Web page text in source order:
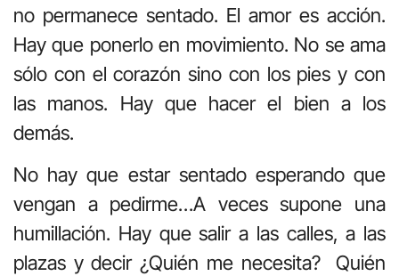
no permanece sentado. El amor es acción.
Hay que ponerlo en movimiento. No se ama
sólo con el corazón sino con los pies y con
las manos. Hay que hacer el bien a los
demás.
No hay que estar sentado esperando que
vengan a pedirme…A veces supone una
humillación. Hay que salir a las calles, a las
plazas y decir ¿Quién me necesita? Quién